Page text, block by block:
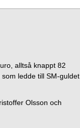
alltså knappt 82
ledde till SM-guldet
Olsson och